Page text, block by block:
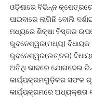
ଓଡ଼ିଶାରେ ବିଭିନ୍ନ
ପାଇବାରେ ଲାଗିଛି ବୋଲି
ମଧ୍ୟରେ ଶିକ୍ଷା ବିସ୍ତାର
ଭୁବନେଶ୍ୱର(ମଧ୍ୟ) ବିଧାୟକ
ଭୁବନେଶ୍ୱର(ଉତ୍ତର)
ଅତିଥି ଭାବରେ ଯୋଗଦେଇ
କାର୍ଯ୍ୟକ୍ରମଗୁଡ଼ିକର ସଫଳ
କାର୍ଯ୍ୟକ୍ରମରେ